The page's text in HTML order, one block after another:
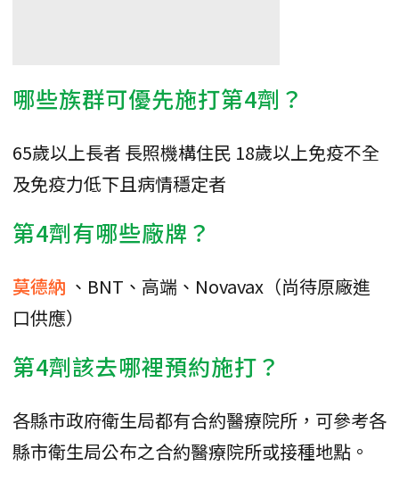
哪些族群可優先施打第4劑？
65歲以上長者 長照機構住民 18歲以上免疫不全
及免疫力低下且病情穩定者
第4劑有哪些廠牌？
莫德納 、BNT、高端、Novavax（尚待原廠進
口供應）
第4劑該去哪裡預約施打？
各縣市政府衛生局都有合約醫療院所，可參考各
縣市衛生局公布之合約醫療院所或接種地點。